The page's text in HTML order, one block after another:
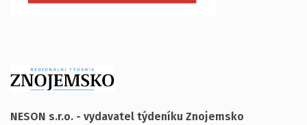
NESON s.r.o. - vydavatel týdeníku Znojemsko